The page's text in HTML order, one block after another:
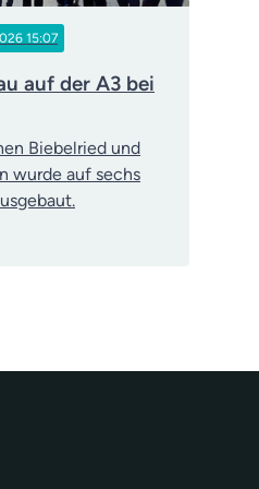
15:07
auf der A3 bei
Biebelried und
wurde auf sechs